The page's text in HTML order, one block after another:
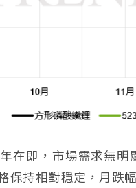
在即，市場需求無
保持相對穩定，月跌